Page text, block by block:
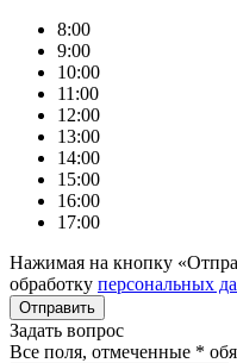
8:00
9:00
10:00
11:00
12:00
13:00
14:00
15:00
16:00
17:00
Нажимая на кнопку
обработку персональных
Задать вопрос
Все поля, отмеченные *